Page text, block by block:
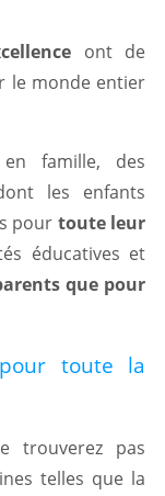
ont de
le monde entier
famille, des
les enfants
pour toute leur
éducatives et
que pour
toute la
trouverez pas
telles que la